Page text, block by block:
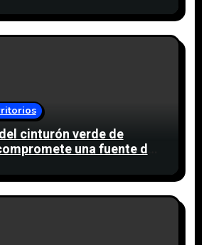
cinturón verde de
una fuente de